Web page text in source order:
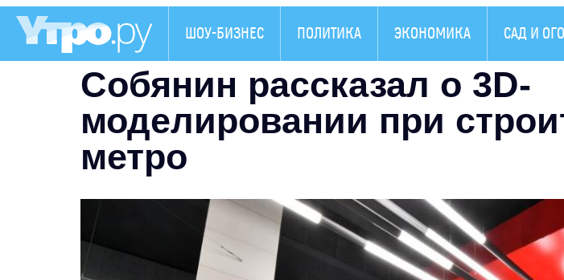
ШОУ-БИЗНЕС ПОЛИТИКА ЭКОНОМИКА САД И
Собянин рассказал о 3D-
моделировании при
метро